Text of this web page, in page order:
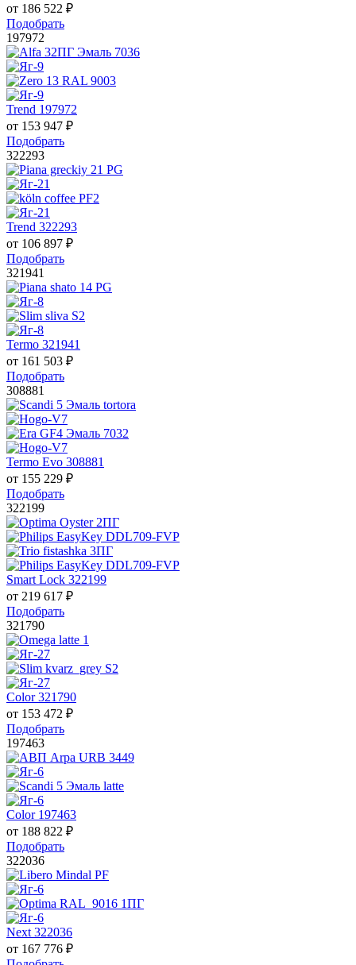
от 186 522 ₽
Подобрать
197972
Trend 197972
от 153 947 ₽
Подобрать
322293
Trend 322293
от 106 897 ₽
Подобрать
321941
Termo 321941
от 161 503 ₽
Подобрать
308881
Termo Evo 308881
от 155 229 ₽
Подобрать
322199
Smart Lock 322199
от 219 617 ₽
Подобрать
321790
Color 321790
от 153 472 ₽
Подобрать
197463
Color 197463
от 188 822 ₽
Подобрать
322036
Next 322036
от 167 776 ₽